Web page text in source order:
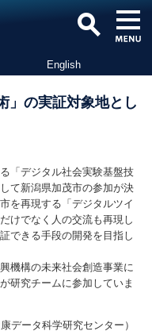
English
」の実証対象地とし
「デジタル社会実験基盤技
て新潟県加茂市の参加が決
を再現する「デジタルツイ
けでなく人の交流も再現し
できる手段の開発を目指し
機構の未来社会創造事業に
研究チームに参加していま
データ科学研究センター）